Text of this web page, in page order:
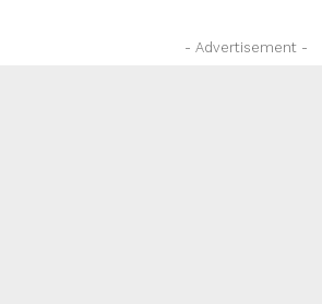
- Advertisement -